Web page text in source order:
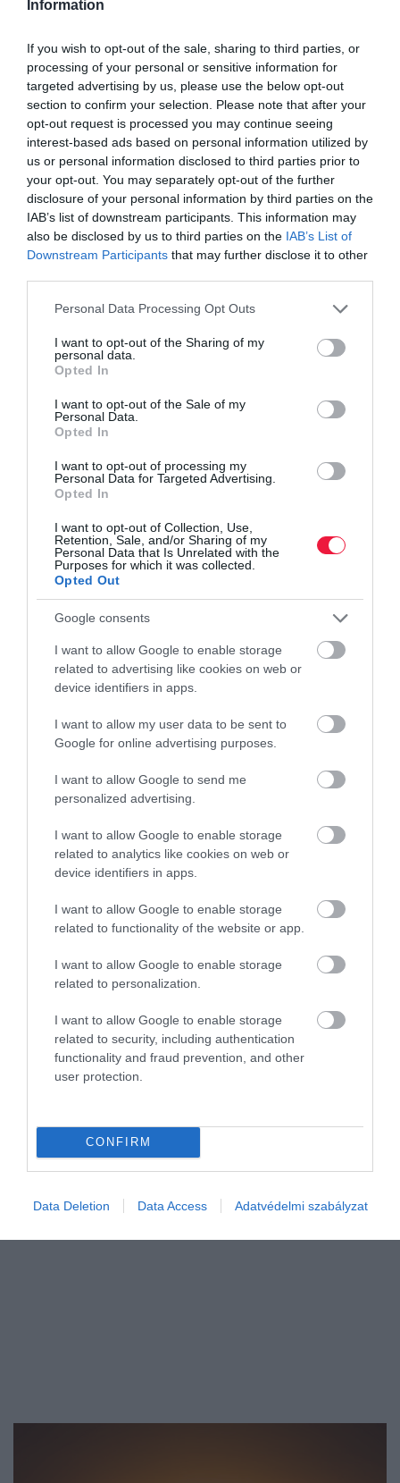
Information
If you wish to opt-out of the sale, sharing to third parties, or
processing of your personal or sensitive information for
targeted advertising by us, please use the below opt-out
section to confirm your selection. Please note that after your
opt-out request is processed you may continue seeing
interest-based ads based on personal information utilized by
us or personal information disclosed to third parties prior to
your opt-out. You may separately opt-out of the further
disclosure of your personal information by third parties on the
IAB’s list of downstream participants. This information may
also be disclosed by us to third parties on the IAB’s List of
Downstream Participants that may further disclose it to other
Please note that this website/app uses one or more Google
not limited to your visit or usage behaviour. You may click to
grant or deny consent to Google and its third-party tags to
use your data for below specified purposes in below Google
consent section.
Personal Data Processing Opt Outs
I want to opt-out of the Sharing of my
personal data.
Opted In
I want to opt-out of the Sale of my
Personal Data.
Opted In
I want to opt-out of processing my
Personal Data for Targeted Advertising.
Opted In
I want to opt-out of Collection, Use,
Retention, Sale, and/or Sharing of my
Personal Data that Is Unrelated with the
Purposes for which it was collected.
Opted Out
Google consents
I want to allow Google to enable storage
related to advertising like cookies on web or
device identifiers in apps.
I want to allow my user data to be sent to
Google for online advertising purposes.
I want to allow Google to send me
personalized advertising.
I want to allow Google to enable storage
related to analytics like cookies on web or
device identifiers in apps.
I want to allow Google to enable storage
related to functionality of the website or app.
I want to allow Google to enable storage
related to personalization.
I want to allow Google to enable storage
related to security, including authentication
functionality and fraud prevention, and other
user protection.
CONFIRM
Data Deletion Data Access Adatvédelmi szabályzat
IDŐJÁRÁS
Változékony, gyakran szeles idő várható a héten, de a kánikula
körül alakul és a hajnalok is frissítőek lesznek. A sok napsütést…
Hőhullám után: jön-e érdemi csapadék?
Rekord hőhullámon vagyunk túl, mely a száraz talaj miatt
körzetekben hoztak…